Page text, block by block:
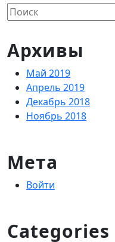
Поиск
по:
Архивы
Май 2019
Апрель 2019
Декабрь 2018
Ноябрь 2018
Мета
Войти
Categories